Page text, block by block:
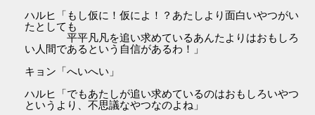
ハルヒ「もし仮に！仮によ！？あたしより面白いやつがい
たとしても
平平凡凡を追い求めているあんたよりはおもしろ
い人間であるという自信があるわ！」
キョン「へいへい」
ハルヒ「でもあたしが追い求めているのはおもしろいやつ
というより、不思議なやつなのよね」